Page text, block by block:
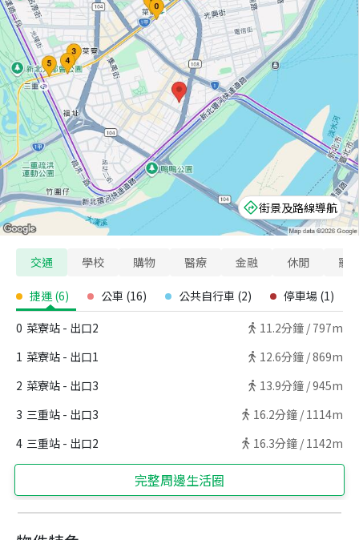
街景及路線導航
交通 學校 購物 醫療 金融 休閒 寵
捷運 (6) 公車 (16) 公共自行車 (2) 停車場 (1)
0 菜寮站 - 出口2 11.2分鐘 / 797m
1 菜寮站 - 出口1 12.6分鐘 /869m
2 菜寮站 - 出口3 13.9分鐘 /945m
3 三重站 - 出口3 16.2分鐘 / 1114m
4 三重站 - 出口2 16.3分鐘 / 1142m
完整周邊生活圈